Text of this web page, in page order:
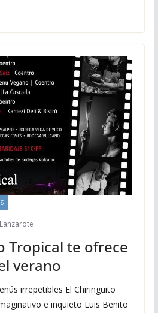
Tropical te ofrece
verano
irrepetibles El Chiringuito
e inquieto Luis Benito